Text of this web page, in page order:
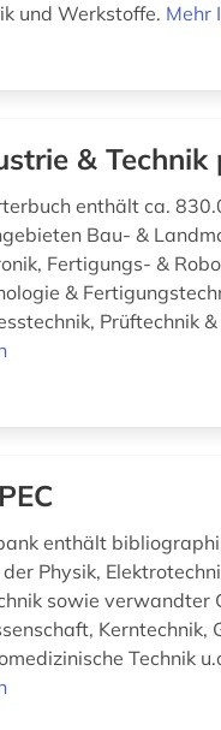
und Werkstoffe. Mehr
& Technik
enthält ca.
Bau- &
Fertigungs- &
&
Prüftechnik
enthält
Physik,
sowie verwandter
Kerntechnik,
Technik